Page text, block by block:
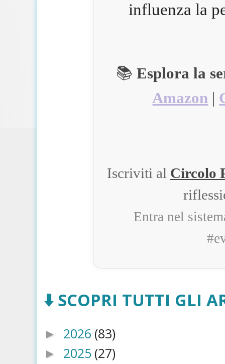
influenza la
📚Esplora la
Amazon |
Iscriviti al Circolo
Entra nel
⬇️ SCOPRI TUTTI GLI
► 2026 (83)
► 2025 (27)